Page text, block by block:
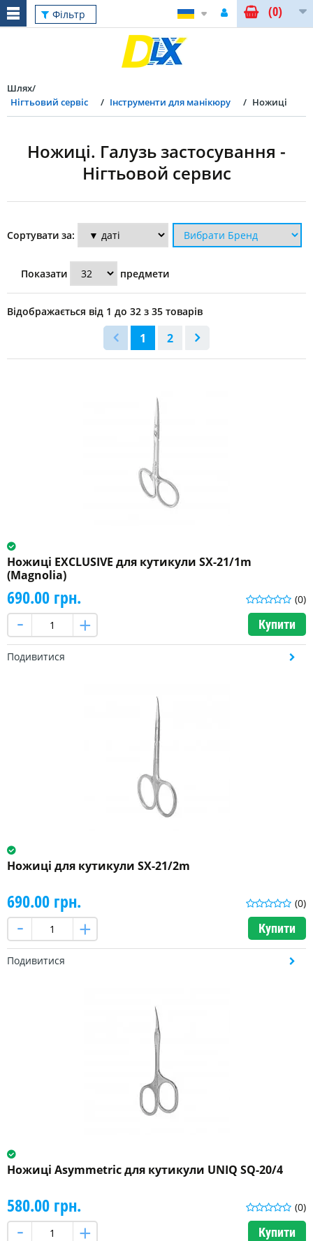
Фільтр (0)
Шлях
Нігтьовий сервіс
Інструменти для манікюру Ножиці
Ножиці. Галузь застосування -
Нігтьовой сервис
Застосування
Для
мм
(1)
102
104
мм
Скинути
Сортувати за:
Показати предмети
Відображається від 1 до 32 з 35 товарів
1 2
Ножиці EXCLUSIVE для кутикули SX-21/1m
(Magnolia)
(0)
690.00 грн.
Купити
Подивитися
Ножиці для кутикули SX-21/2m
(0)
690.00 грн.
Купити
Подивитися
Ножиці Asymmetric для кутикули UNIQ SQ-20/4
(0)
580.00 грн.
Купити